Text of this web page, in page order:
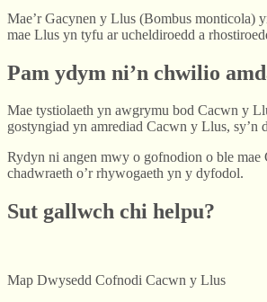
Mae’r Gacynen y Llus (Bombus monticola)
mae Llus yn tyfu ar ucheldiroedd a
Pam ydym ni’n chwilio
Mae tystiolaeth yn awgrymu bod Cacwn y
gostyngiad yn amrediad Cacwn y Llus,
Rydyn ni angen mwy o gofnodion o ble
chadwraeth o’r rhywogaeth yn y dyfodol.
Sut gallwch chi helpu?
Map Dwysedd Cofnodi Cacwn y Llus